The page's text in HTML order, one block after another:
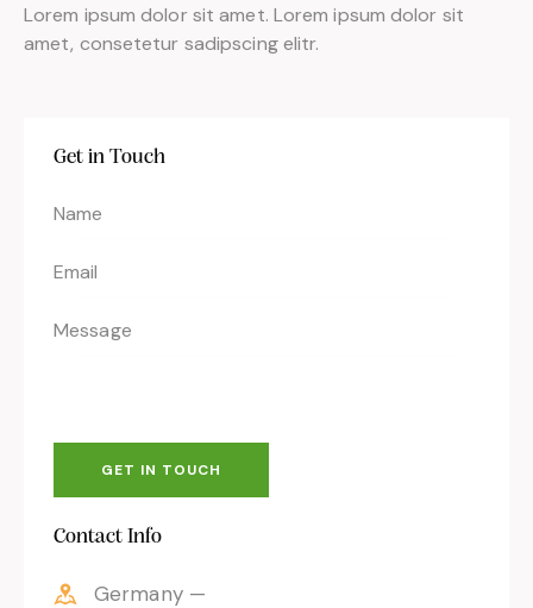
Lorem ipsum dolor sit amet. Lorem ipsum dolor sit
amet, consetetur sadipscing elitr.
Get in Touch
Contact Info
Germany —